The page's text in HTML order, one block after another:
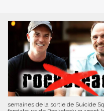
semaines de la sortie de Suicide